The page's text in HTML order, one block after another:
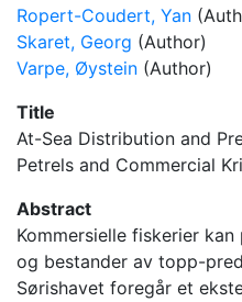
Ropert-Coudert, Yan
Skaret, Georg (Author)
Varpe, Øystein (Author)
Title
At-Sea Distribution and
Petrels and Commercial
Abstract
Kommersielle fiskerier
og bestander av topp-
Sørishavet foregår et